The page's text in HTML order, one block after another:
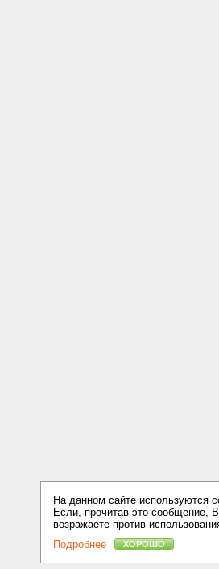
На данном сайте используются
Если, прочитав это сообщение,
возражаете против
Подробнее
ХОРОШО